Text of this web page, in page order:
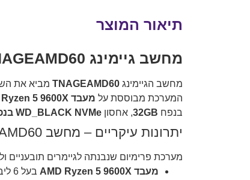
תיאור המוצר
מחשב גיימינג TNAGEAMD60 – עוצמה אולטימטיבית עם Ryzen 5 ו־RTX 5090
מחשב הגיימינג TNAGEAMD60 מביא את
המערכת מבוססת על מעבד AMD Ryzen 5 9600X
בנפח 32GB, אחסון WD_BLACK NVMe בנפח 1TB
יתרונות עיקריים – מחשב TNAGEAMD60
מערכת פרימיום שנבנתה לגיימרים תובעניים
מעבד AMD Ryzen 5 9600X
בעל 6 ליבות ו־12 תהליכונים, מהירות טורבו עד ‎5.4GHz‎.